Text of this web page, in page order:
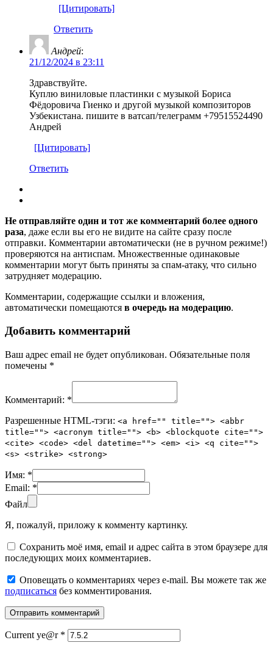
[Цитировать]
Ответить
Андрей:
21/12/2024 в 23:11
Здравствуйте.
Куплю виниловые пластинки с музыкой Бориса
Фёдоровича Гиенко и другой музыкой композиторов
Узбекистана. пишите в ватсап/телеграмм +79515524490
Андрей
[Цитировать]
Ответить
Не отправляйте один и тот же комментарий более одного
раза, даже если вы его не видите на сайте сразу после
отправки. Комментарии автоматически (не в ручном режиме!)
проверяются на антиспам. Множественные одинаковые
комментарии могут быть приняты за спам-атаку, что сильно
затрудняет модерацию.
Комментарии, содержащие ссылки и вложения,
автоматически помещаются в очередь на модерацию.
Добавить комментарий
Ваш адрес email не будет опубликован. Обязательные поля
помечены *
Комментарий: *
Разрешенные HTML-тэги: <a href="" title=""> <abbr
title=""> <acronym title=""> <b> <blockquote cite="">
<cite> <code> <del datetime=""> <em> <i> <q cite="">
<s> <strike> <strong>
Имя: *
Email: *
Файл
Я, пожалуй, приложу к комменту картинку.
Сохранить моё имя, email и адрес сайта в этом браузере для
последующих моих комментариев.
Оповещать о комментариях через e-mail. Вы можете так же
подписаться без комментирования.
Current ye@r *